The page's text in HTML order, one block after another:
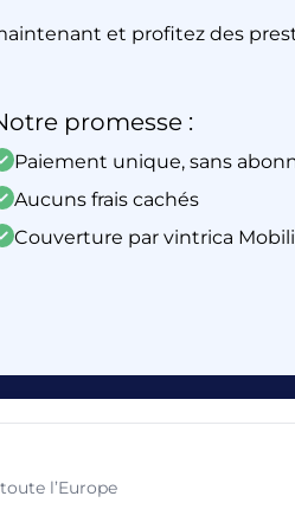
et profitez des
promesse :
Paiement unique, sans
Aucuns frais cachés
Couverture par vintrica
l’Europe